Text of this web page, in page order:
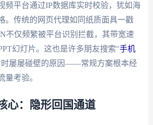
频平台通过IP数据库实时校验，犹如海
。传统的网页代理如同纸质面具一戳
不仅频繁被平台识别拦截，其带宽速
幻灯片。这也是许多朋友搜索"手机
屡屡碰壁的原因——常规方案根本经
量考验。
心：隐形回国通道